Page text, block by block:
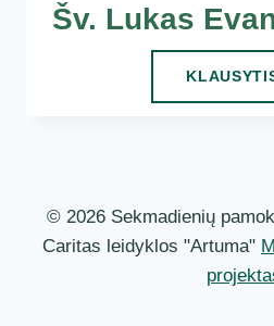
Šv. Lukas
© 2026 Sekmadienių
Caritas leidyklos "Artuma"